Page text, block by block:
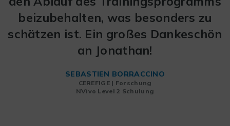
beizubehalten, was besonders zu
schätzen ist. Ein großes Dankeschön
an Jonathan!
SEBASTIEN BORRACCINO
CEREFIGE | Forschung
NVivo Level 2 Schulung